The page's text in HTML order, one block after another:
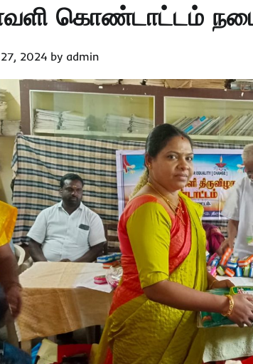
கொண்டாட்டம்
2024 by admin